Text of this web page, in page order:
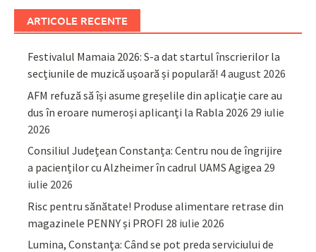
ARTICOLE RECENTE
Festivalul Mamaia 2026: S-a dat startul înscrierilor la
secțiunile de muzică ușoară și populară! 4 august 2026
AFM refuză să își asume greșelile din aplicație care au
dus în eroare numeroși aplicanți la Rabla 2026 29 iulie
2026
Consiliul Județean Constanța: Centru nou de îngrijire
a pacienților cu Alzheimer în cadrul UAMS Agigea 29
iulie 2026
Risc pentru sănătate! Produse alimentare retrase din
magazinele PENNY și PROFI 28 iulie 2026
Lumina, Constanța: Când se pot preda serviciului de